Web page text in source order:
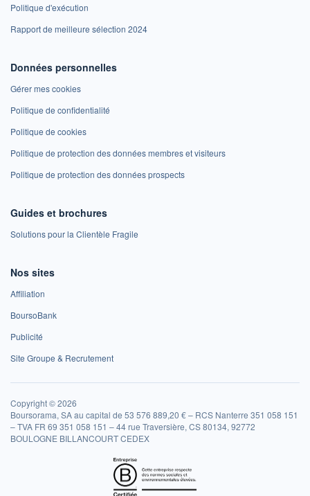
Politique d'exécution
Rapport de meilleure sélection 2024
Données personnelles
Gérer mes cookies
Politique de confidentialité
Politique de cookies
Politique de protection des données membres et visiteurs
Politique de protection des données prospects
Guides et brochures
Solutions pour la Clientèle Fragile
Nos sites
Affiliation
BoursoBank
Publicité
Site Groupe & Recrutement
Copyright © 2026
Boursorama, SA au capital de 53 576 889,20 € – RCS Nanterre 351 058 151
– TVA FR 69 351 058 151 – 44 rue Traversière, CS 80134, 92772
BOULOGNE BILLANCOURT CEDEX